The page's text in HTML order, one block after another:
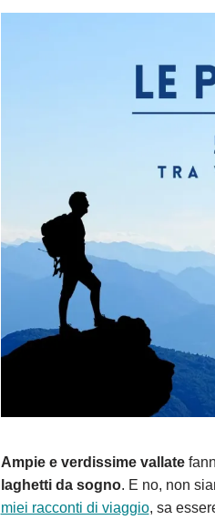
Ampie e verdissime vallate
laghetti da sogno. E no, non
miei racconti di viaggio, sa